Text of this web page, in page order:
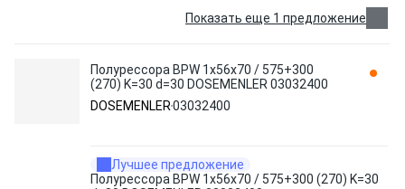
Показать еще 1 предложение
Полурессора BPW 1x56x70 / 575+300
(270) K=30 d=30 DOSEMENLER 03032400
DOSEMENLER03032400
Лучшее предложение
Полурессора BPW 1x56x70 / 575+300 (270) K=30